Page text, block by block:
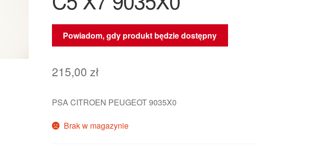
Powiadom, gdy produkt będzie dostępny
215,00 zł
PSA CITROEN PEUGEOT 9035X0
Brak w magazynie